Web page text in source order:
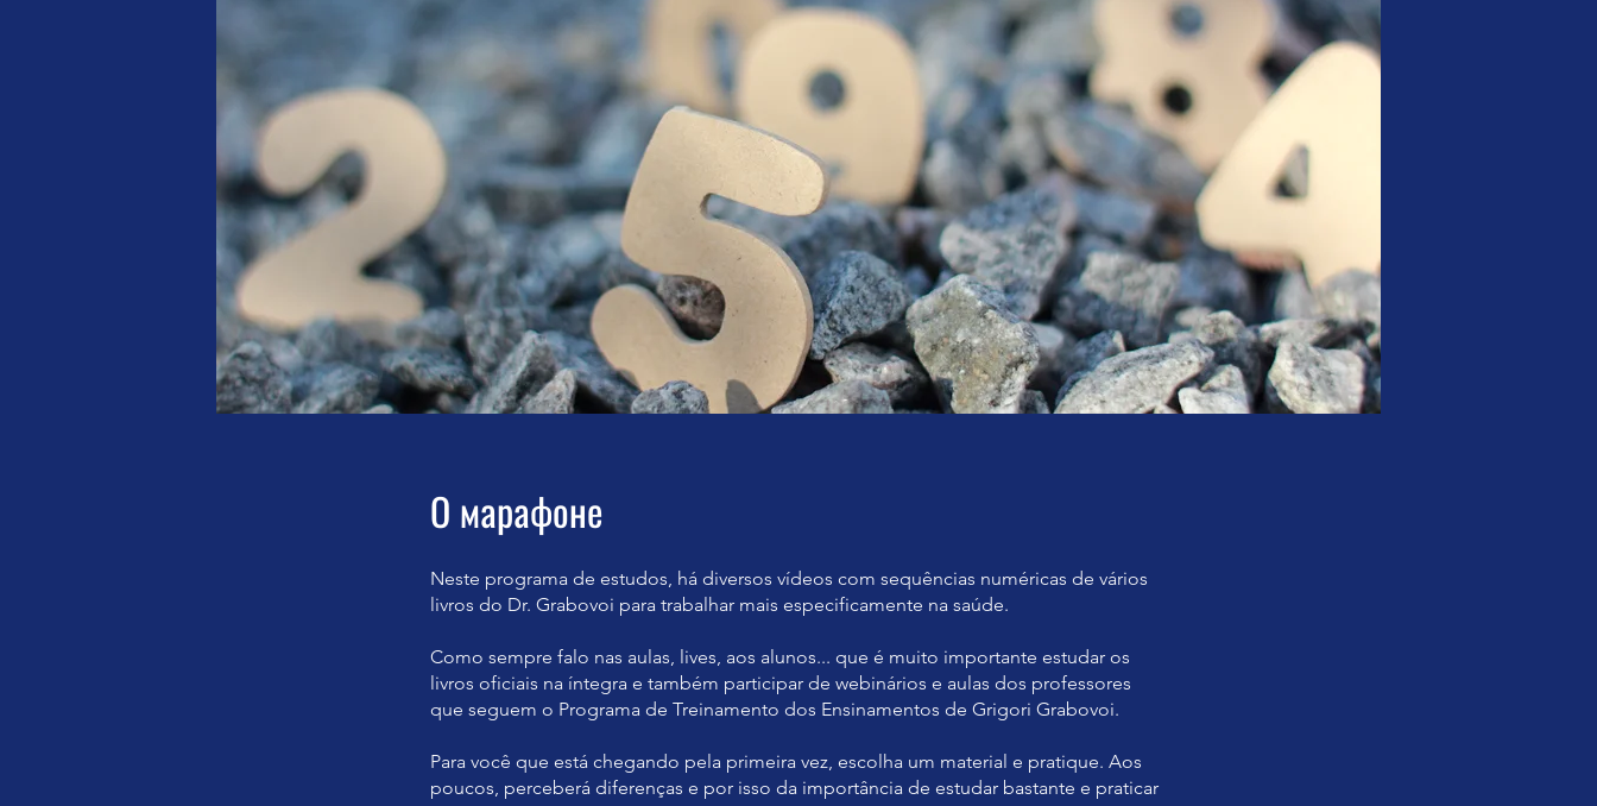
О марафоне
Neste programa de estudos, há diversos vídeos com sequências numéricas de vários
livros do Dr. Grabovoi para trabalhar mais especificamente na saúde.
Como sempre falo nas aulas, lives, aos alunos... que é muito importante estudar os
livros oficiais na íntegra e também participar de webinários e aulas dos professores
que seguem o Programa de Treinamento dos Ensinamentos de Grigori Grabovoi.
Para você que está chegando pela primeira vez, escolha um material e pratique. Aos
poucos, perceberá diferenças e por isso da importância de estudar bastante e praticar